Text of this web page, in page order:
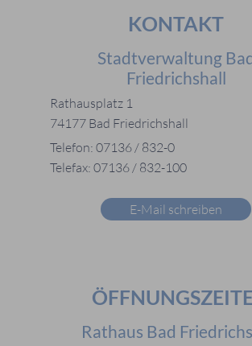
KONTAKT
Stadtverwaltung
Friedrichshall
Rathausplatz 1
74177 Bad Friedrichshall
Telefon: 07136 / 832-0
Telefax: 07136 / 832-100
E-Mail schreiben
Rathaus Bad